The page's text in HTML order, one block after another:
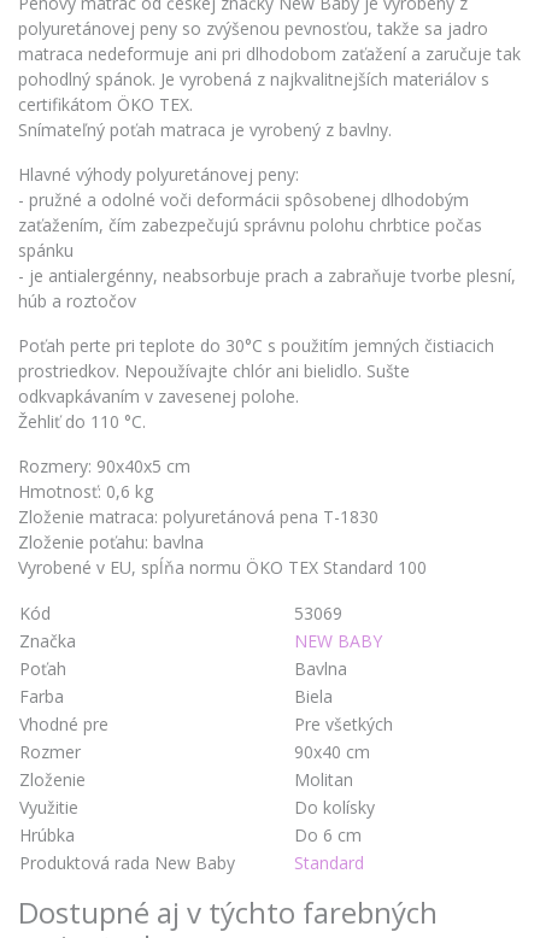
polyuretánovej peny so zvýšenou pevnosťou, takže sa jadro
matraca nedeformuje ani pri dlhodobom zaťažení a zaručuje tak
pohodlný spánok. Je vyrobená z najkvalitnejších materiálov s
certifikátom ÖKO TEX.
Snímateľný poťah matraca je vyrobený z bavlny.
Hlavné výhody polyuretánovej peny:
- pružné a odolné voči deformácii spôsobenej dlhodobým
zaťažením, čím zabezpečujú správnu polohu chrbtice počas
spánku
- je antialergénny, neabsorbuje prach a zabraňuje tvorbe plesní,
húb a roztočov
Poťah perte pri teplote do 30°C s použitím jemných čistiacich
prostriedkov. Nepoužívajte chlór ani bielidlo. Sušte
odkvapkávaním v zavesenej polohe.
Žehliť do 110 °C.
Rozmery: 90x40x5 cm
Hmotnosť: 0,6 kg
Zloženie matraca: polyuretánová pena T-1830
Zloženie poťahu: bavlna
Vyrobené v EU, spĺňa normu ÖKO TEX Standard 100
Kód
53069
Značka
NEW BABY
Poťah
Bavlna
Farba
Biela
Vhodné pre
Pre všetkých
Rozmer
90x40 cm
Zloženie
Molitan
Využitie
Do kolísky
Hrúbka
Do 6 cm
Produktová rada New Baby
Standard
Dostupné aj v týchto farebných